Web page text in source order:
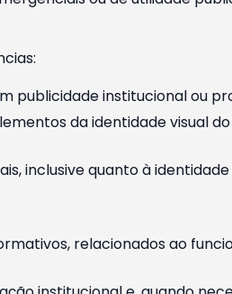
publicidade institucional ou
da identidade visual
inclusive quanto à
relacionados ao